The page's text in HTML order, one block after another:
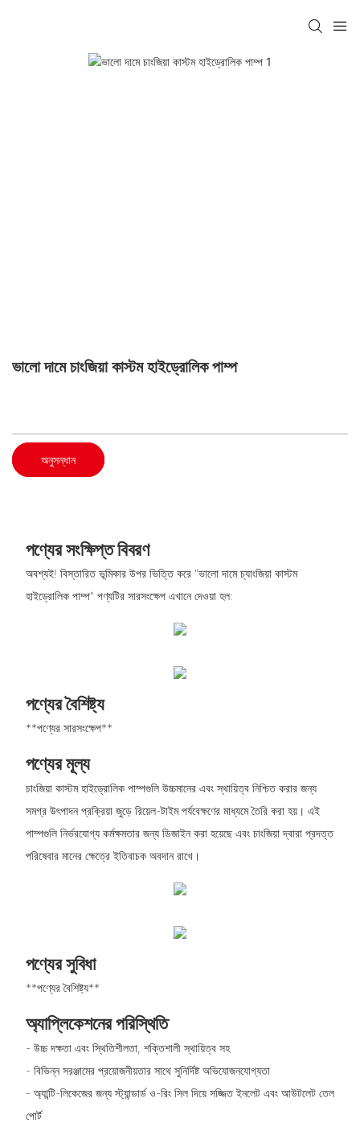
ভালো দামে চাংজিয়া কাস্টম হাইড্রোলিক পাম্প
অনুসন্ধান
পণ্যের সংক্ষিপ্ত বিবরণ
অবশ্যই! বিস্তারিত ভূমিকার উপর ভিত্তি করে "ভালো দামে চ্যাংজিয়া কাস্টম
হাইড্রোলিক পাম্প" পণ্যটির সারসংক্ষেপ এখানে দেওয়া হল:
পণ্যের বৈশিষ্ট্য
**পণ্যের সারসংক্ষেপ**
পণ্যের মূল্য
চাংজিয়া কাস্টম হাইড্রোলিক পাম্পগুলি উচ্চমানের এবং স্থায়িত্ব নিশ্চিত করার জন্য
সমগ্র উৎপাদন প্রক্রিয়া জুড়ে রিয়েল-টাইম পর্যবেক্ষণের মাধ্যমে তৈরি করা হয়। এই
পাম্পগুলি নির্ভরযোগ্য কর্মক্ষমতার জন্য ডিজাইন করা হয়েছে এবং চাংজিয়া দ্বারা প্রদত্ত
পরিষেবার মানের ক্ষেত্রে ইতিবাচক অবদান রাখে।
পণ্যের সুবিধা
**পণ্যের বৈশিষ্ট্য**
অ্যাপ্লিকেশনের পরিস্থিতি
- উচ্চ দক্ষতা এবং স্থিতিশীলতা, শক্তিশালী স্থায়িত্ব সহ
- বিভিন্ন সরঞ্জামের প্রয়োজনীয়তার সাথে সুনির্দিষ্ট অভিযোজনযোগ্যতা
- অ্যান্টি-লিকেজের জন্য স্ট্যান্ডার্ড ও-রিং সিল দিয়ে সজ্জিত ইনলেট এবং আউটলেট তেল
পোর্ট